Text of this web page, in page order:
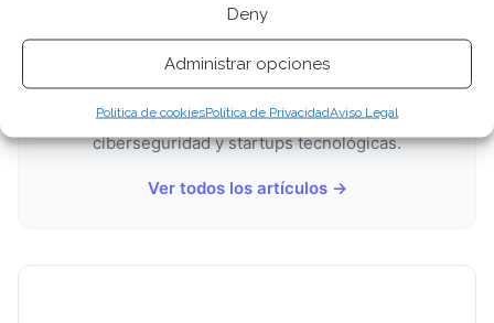
Deny
Administrar opciones
Política de cookiesPolítica de PrivacidadAviso Legal
Carmen Ruiz López
Periodista especializada en tecnología y
transformación digital con más de 8 años de
experiencia. Experta en inteligencia artificial,
ciberseguridad y startups tecnológicas.
Ver todos los artículos →